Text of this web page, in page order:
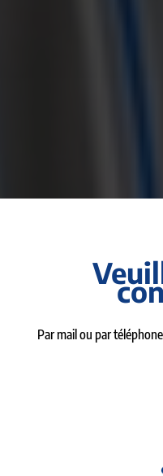
Par mail ou par